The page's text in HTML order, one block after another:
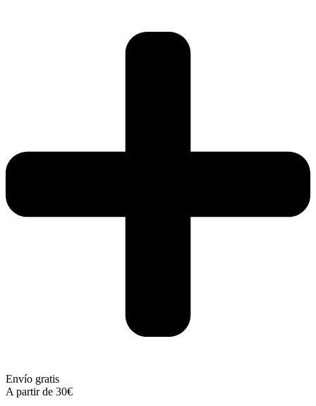
Envío gratis
A partir de 30€